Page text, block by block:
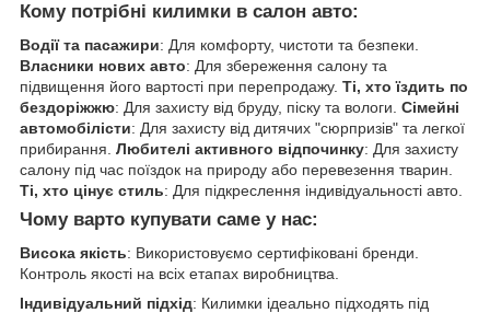
Кому потрібні килимки в салон авто:
Водії та пасажири: Для комфорту, чистоти та безпеки.
Власники нових авто: Для збереження салону та
підвищення його вартості при перепродажу. Ті, хто їздить по
бездоріжжю: Для захисту від бруду, піску та вологи. Сімейні
автомобілісти: Для захисту від дитячих "сюрпризів" та легкої
прибирання. Любителі активного відпочинку: Для захисту
салону під час поїздок на природу або перевезення тварин.
Ті, хто цінує стиль: Для підкреслення індивідуальності авто.
Чому варто купувати саме у нас:
Висока якість: Використовуємо сертифіковані бренди.
Контроль якості на всіх етапах виробництва.
Індивідуальний підхід: Килимки ідеально підходять під